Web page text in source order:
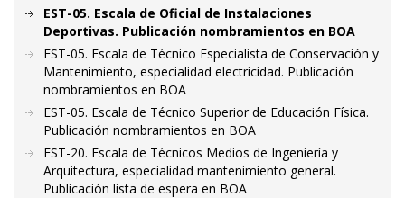
EST-05. Escala de Oficial de Instalaciones
Deportivas. Publicación nombramientos en BOA
EST-05. Escala de Técnico Especialista de Conservación y
Mantenimiento, especialidad electricidad. Publicación
nombramientos en BOA
EST-05. Escala de Técnico Superior de Educación Física.
Publicación nombramientos en BOA
EST-20. Escala de Técnicos Medios de Ingeniería y
Arquitectura, especialidad mantenimiento general.
Publicación lista de espera en BOA